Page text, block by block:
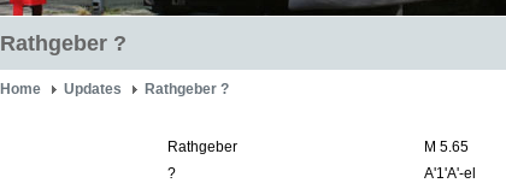
Rathgeber ?
Home Updates Rathgeber ?
Rathgeber
M 5.65
?
A'1'A'-el